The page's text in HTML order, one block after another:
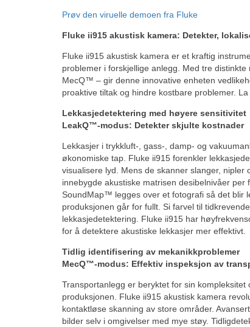
Prøv den viruelle demoen fra Fluke
Fluke ii915 akustisk kamera: Detekter,
Fluke ii915 akustisk kamera er et kraftig
problemer i forskjellige anlegg. Med tre
MecQ™ – gir denne innovative enheten
proaktive tiltak og hindre kostbare problemer.
Lekkasjedetektering med høyere sensitivitet
LeakQ™-modus: Detekter skjulte kostnader
Lekkasjer i trykkluft-, gass-, damp- og
økonomiske tap. Fluke ii915 forenkler
visualisere lyd. Mens de skanner slanger, nipler
innebygde akustiske matrisen desibelnivåer per
SoundMap™ legges over et fotografi så det blir
produksjonen går for fullt. Si farvel til
lekkasjedetektering. Fluke ii915 har
for å detektere akustiske lekkasjer mer effektivt.
Tidlig identifisering av mekanikkproblemer
MecQ™-modus: Effektiv inspeksjon av
Transportanlegg er beryktet for sin kompleksitet
produksjonen. Fluke ii915 akustisk kamera
kontaktløse skanning av store områder.
bilder selv i omgivelser med mye støy.